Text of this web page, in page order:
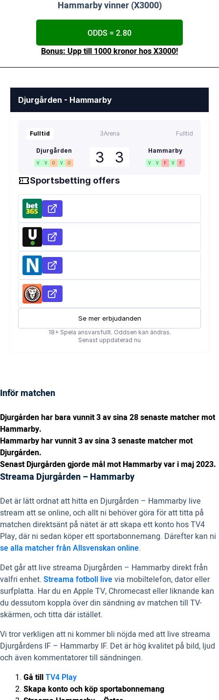
Hammarby vinner (X3000)
ODDS = 2.80
Bonus: Upp till 1000 kronor hos X3000!
Inför matchen
Djurgården har bara vunnit 3 av sina 28 senaste matcher mot
Hammarby.
Hammarby har vunnit 3 av sina 3 senaste matcher mot
Djurgården.
Senast Djurgården gjorde mål mot Hammarby var i maj 2023.
Streama Djurgården – Hammarby
Det är lätt ordnat att hitta en Djurgården – Hammarby live
stream att se online, och allt ni behöver göra för att titta på
matchen direktsänt på nätet är att skapa ett konto hos TV4
Play, där ni sedan köper ett sportabonnemang. Därefter kan ni
se alla matcher från Allsvenskan online.
Det går att live streama Djurgården – Hammarby direkt från
valfri enhet. Streama fotboll livevia mobiltelefon, dator eller
surfplatta. Har du en Apple TV, Chromecast eller liknande kan
du dessutom koppla över din sändning av matchen till TV-
skärmen, och titta där istället.
Vi tror verkligen att ni kommer bli nöjda med att live streama
Djurgårdens IF – Hammarby IF. Det är hög kvalitet på bild, ljud
och även kommentatorer till sändningen.
Gå tillTV4 Play
Skapa konto och köp sportabonnemang